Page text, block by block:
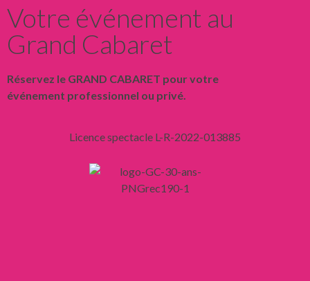
Votre événement au
Grand Cabaret
Réservez le GRAND CABARET pour votre
événement professionnel ou privé.
Licence spectacle L-R-2022-013885